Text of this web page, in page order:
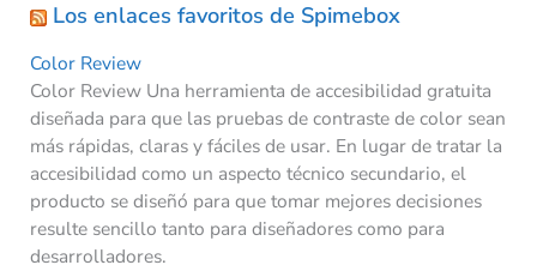
Los enlaces favoritos de Spimebox
Color Review
Color Review Una herramienta de accesibilidad gratuita
diseñada para que las pruebas de contraste de color sean
más rápidas, claras y fáciles de usar. En lugar de tratar la
accesibilidad como un aspecto técnico secundario, el
producto se diseñó para que tomar mejores decisiones
resulte sencillo tanto para diseñadores como para
desarrolladores.